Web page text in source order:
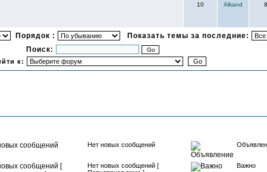
10 Alkand
Порядок :
Показать темы за последние:
Поиск:
к:
Нет новых сообщений
Нет новых сообщений [
Важно